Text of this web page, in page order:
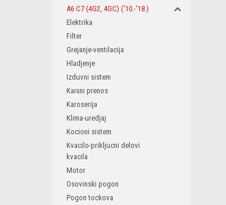
A6 C7 (4G2, 4GC) ('10.-'18.)
Elektrika
Filter
Grejanje-ventilacija
Hladjenje
Izduvni sistem
Kaisni prenos
Karoserija
Klima-uredjaj
Kocioni sistem
Kvacilo-prikljucni delovi
kvacila
Motor
Osovinski pogon
Pogon tockova